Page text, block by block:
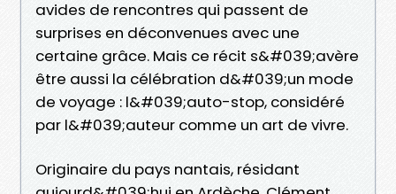
avides de rencontres qui passent de
surprises en déconvenues avec une
certaine grâce. Mais ce récit s&#039;avère
être aussi la célébration d&#039;un mode
de voyage : l&#039;auto-stop, considéré
par l&#039;auteur comme un art de vivre.
Originaire du pays nantais, résidant